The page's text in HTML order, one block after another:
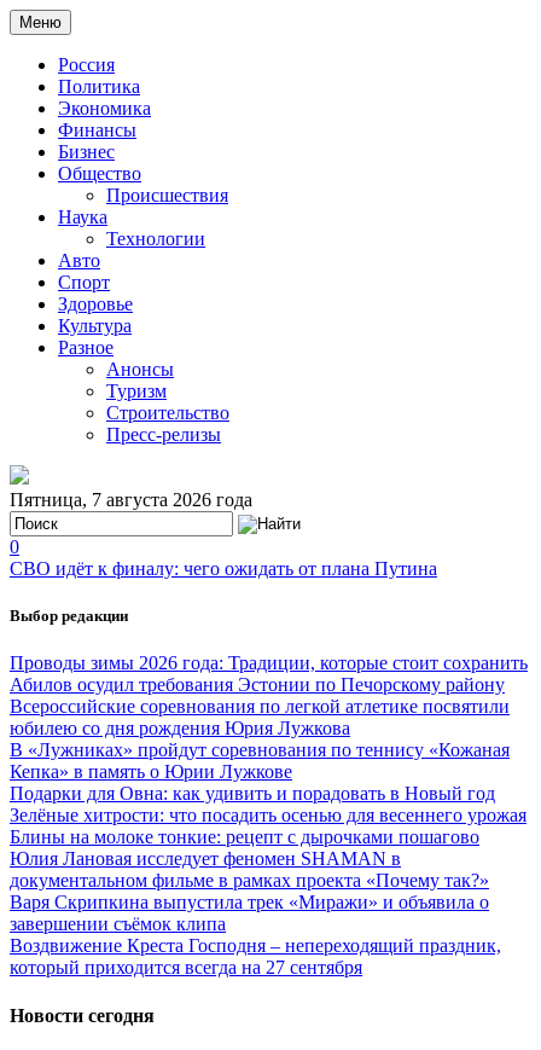
Меню
Россия
Политика
Экономика
Финансы
Бизнес
Общество
Происшествия
Наука
Технологии
Авто
Спорт
Здоровье
Культура
Разное
Анонсы
Туризм
Строительство
Пресс-релизы
Пятница, 7 августа 2026 года
0
СВО идёт к финалу: чего ожидать от плана Путина
Выбор редакции
Проводы зимы 2026 года: Традиции, которые стоит сохранить
Абилов осудил требования Эстонии по Печорскому району
Всероссийские соревнования по легкой атлетике посвятили
юбилею со дня рождения Юрия Лужкова
В «Лужниках» пройдут соревнования по теннису «Кожаная
Кепка» в память о Юрии Лужкове
Подарки для Овна: как удивить и порадовать в Новый год
Зелёные хитрости: что посадить осенью для весеннего урожая
Блины на молоке тонкие: рецепт с дырочками пошагово
Юлия Лановая исследует феномен SHAMAN в
документальном фильме в рамках проекта «Почему так?»
Варя Скрипкина выпустила трек «Миражи» и объявила о
завершении съёмок клипа
Воздвижение Креста Господня – непереходящий праздник,
который приходится всегда на 27 сентября
Новости сегодня